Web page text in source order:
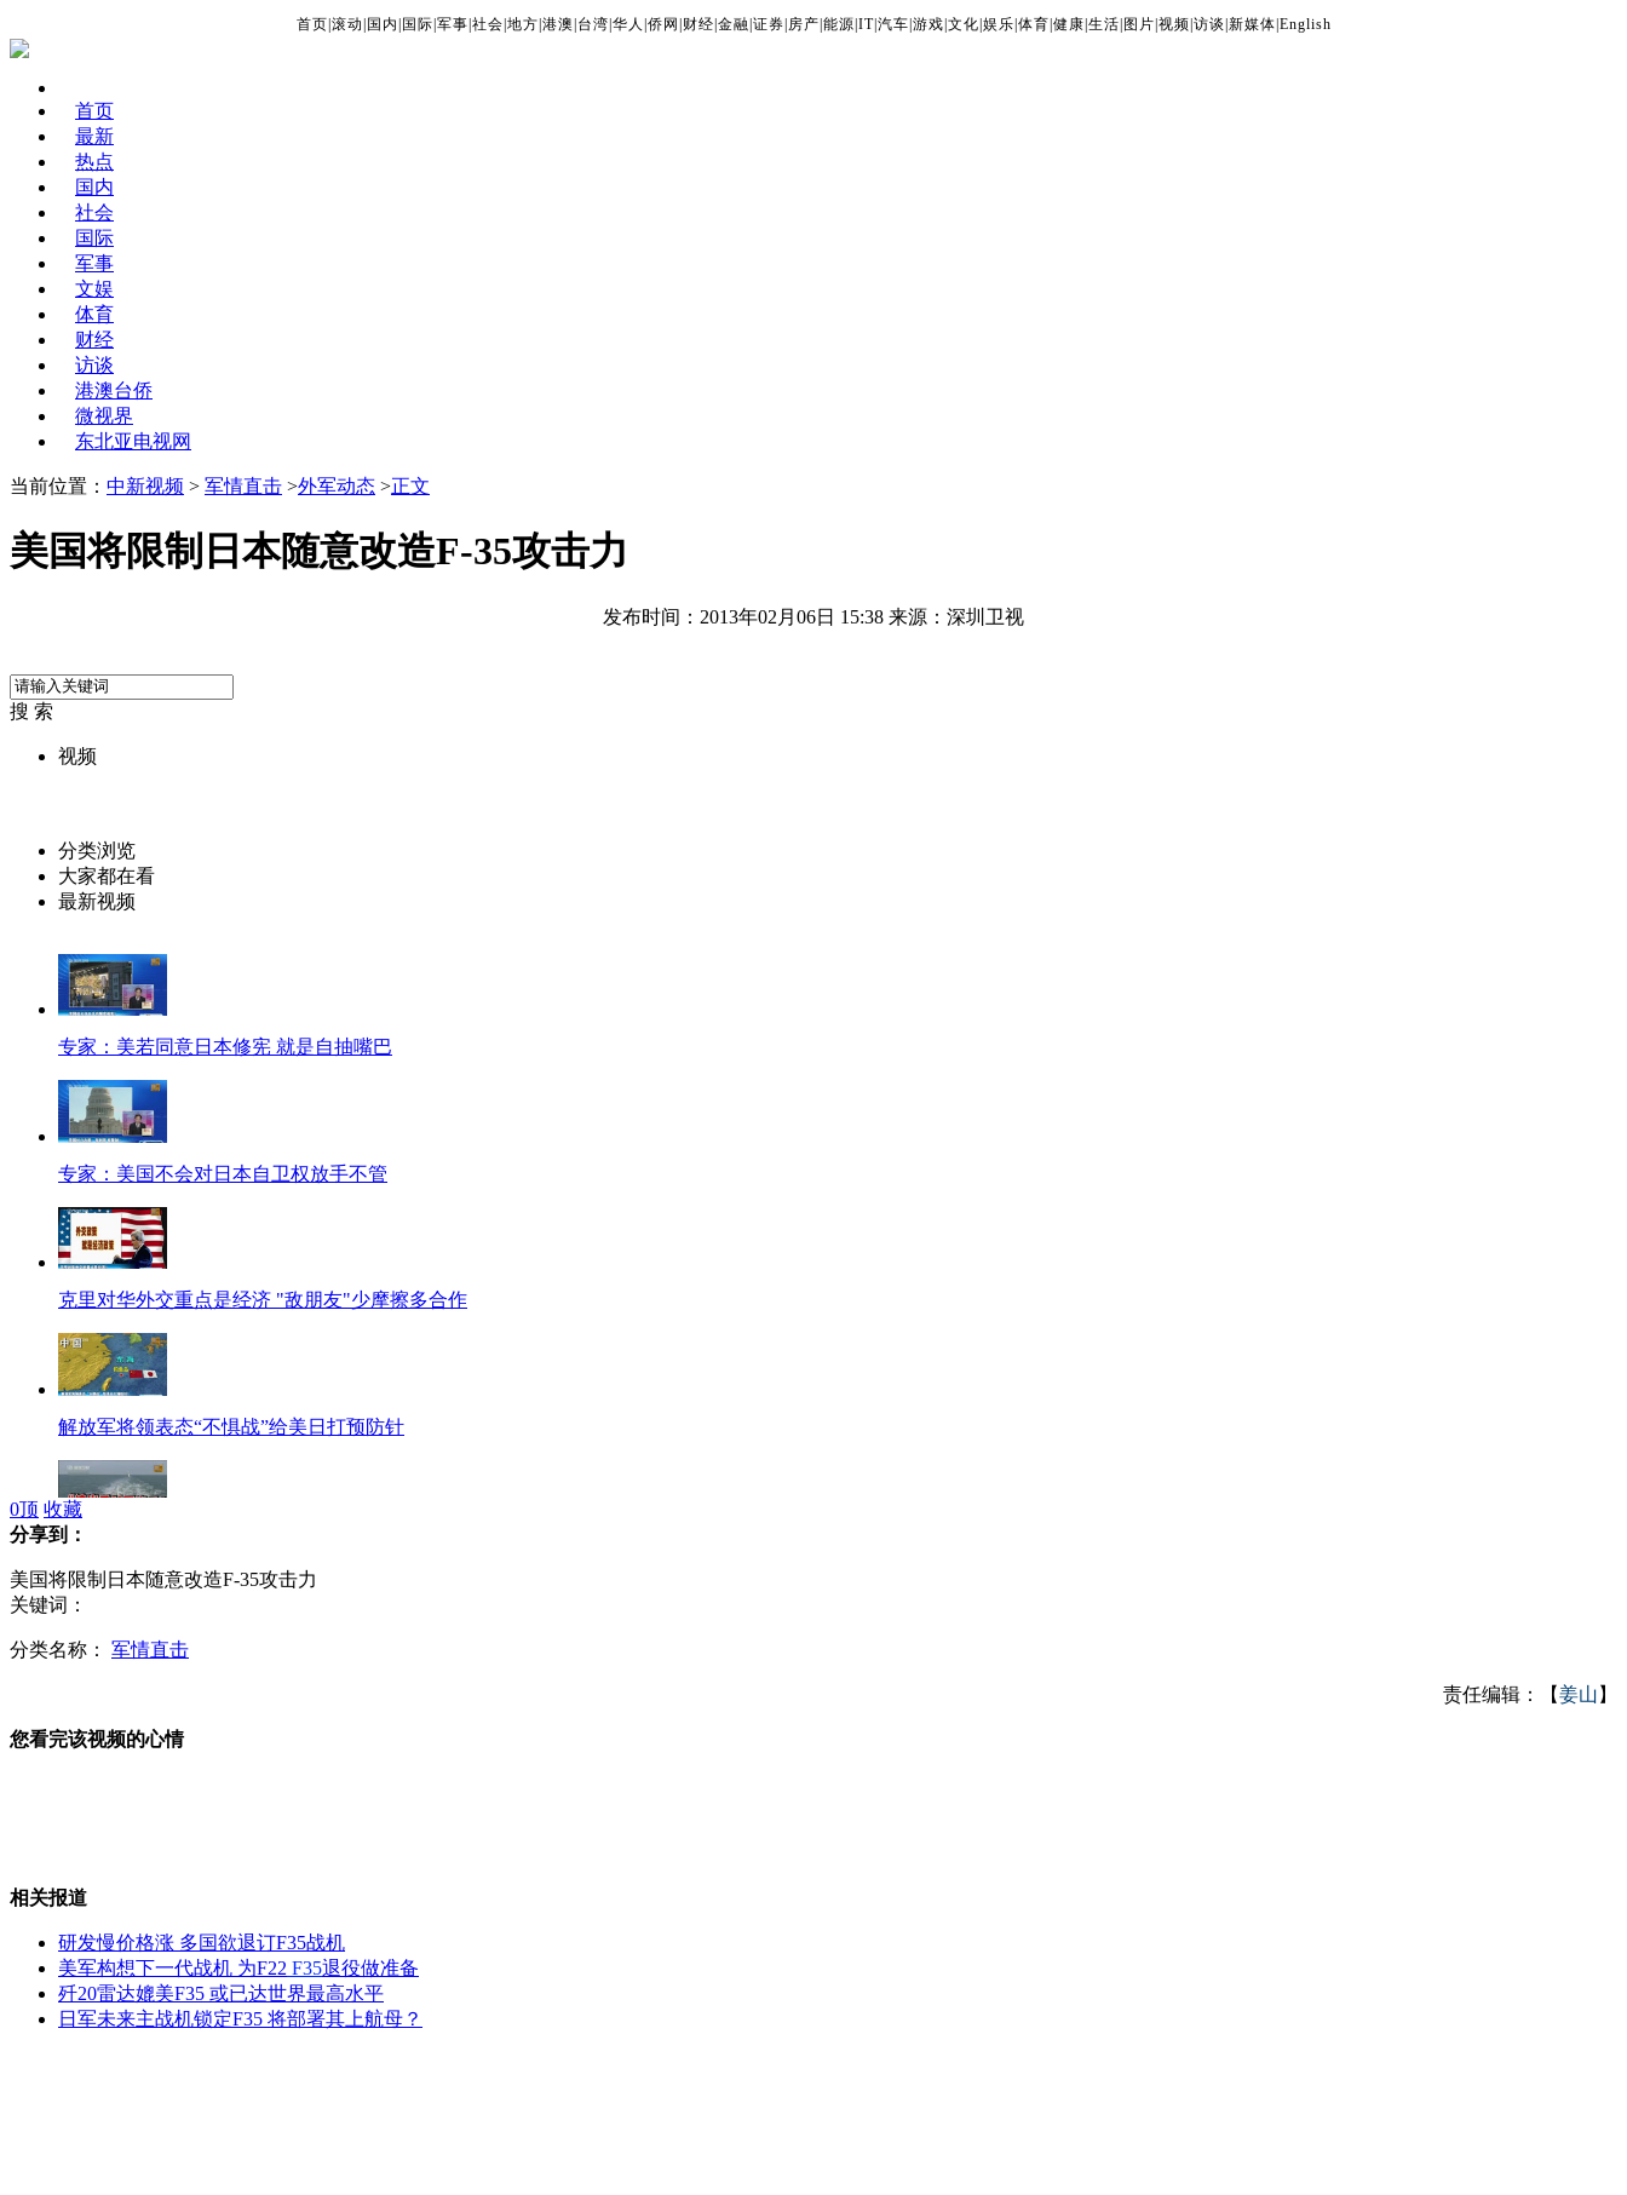
首页 滚动 国内 国际 军事 社会 地方 港澳 台湾 华人 侨网 财经 金融 证券 房产 能源 IT| 汽车 游戏 文化 娱乐 体育 健康 生活 图片 视频 访谈 新媒体 English
首页
最新
热点
国内
社会
国际
军事
文娱
体育
财经
访谈
港澳台侨
微视界
东北亚电视网
当前位置： 中新视频 > 军情直击 >外军动态 >正文
美国将限制日本随意改造F-35攻击力
发布时间：2013年02月06日 15:38 来源：深圳卫视
搜 索
视频
分类浏览
大家都在看
最新视频
专家：美若同意日本修宪 就是自抽嘴巴
专家：美国不会对日本自卫权放手不管
克里对华外交重点是经济 "敌朋友"少摩擦多合作
解放军将领表态“不惧战”给美日打预防针
解放军副总参谋长：国家安全威胁来自海上
0顶 收藏
分享到：
美国将限制日本随意改造F-35攻击力
关键词：
分类名称： 军情直击
责任编辑：【姜山 】
您看完该视频的心情
相关报道
研发慢价格涨 多国欲退订F35战机
美军构想下一代战机 为F22 F35退役做准备
歼20雷达媲美F35 或已达世界最高水平
日军未来主战机锁定F35 将部署其上航母？